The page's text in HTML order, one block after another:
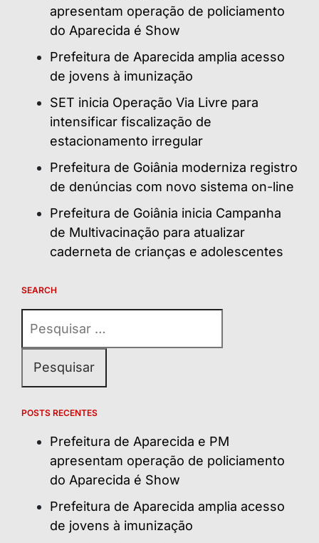
apresentam operação de policiamento
do Aparecida é Show
Prefeitura de Aparecida amplia acesso
de jovens à imunização
SET inicia Operação Via Livre para
intensificar fiscalização de
estacionamento irregular
Prefeitura de Goiânia moderniza registro
de denúncias com novo sistema on-line
Prefeitura de Goiânia inicia Campanha
de Multivacinação para atualizar
caderneta de crianças e adolescentes
SEARCH
por:
POSTS RECENTES
Prefeitura de Aparecida e PM
apresentam operação de policiamento
do Aparecida é Show
Prefeitura de Aparecida amplia acesso
de jovens à imunização